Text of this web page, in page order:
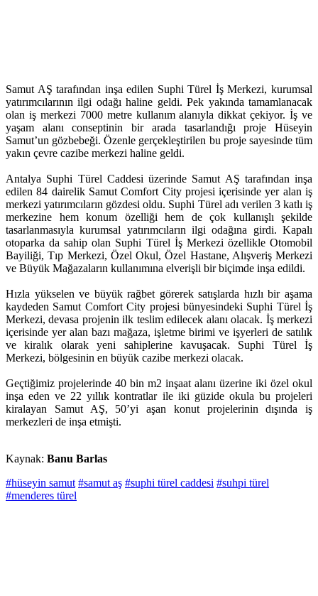
Samut AŞ tarafından inşa edilen Suphi Türel İş Merkezi, kurumsal
yatırımcılarının ilgi odağı haline geldi. Pek yakında tamamlanacak
olan iş merkezi 7000 metre kullanım alanıyla dikkat çekiyor. İş ve
yaşam alanı conseptinin bir arada tasarlandığı proje Hüseyin
Samut’un gözbebeği. Özenle gerçekleştirilen bu proje sayesinde tüm
yakın çevre cazibe merkezi haline geldi.
Antalya Suphi Türel Caddesi üzerinde Samut AŞ tarafından inşa
edilen 84 dairelik Samut Comfort City projesi içerisinde yer alan iş
merkezi yatırımcıların gözdesi oldu. Suphi Türel adı verilen 3 katlı iş
merkezine hem konum özelliği hem de çok kullanışlı şekilde
tasarlanmasıyla kurumsal yatırımcıların ilgi odağına girdi. Kapalı
otoparka da sahip olan Suphi Türel İş Merkezi özellikle Otomobil
Bayiliği, Tıp Merkezi, Özel Okul, Özel Hastane, Alışveriş Merkezi
ve Büyük Mağazaların kullanımına elverişli bir biçimde inşa edildi.
Hızla yükselen ve büyük rağbet görerek satışlarda hızlı bir aşama
kaydeden Samut Comfort City projesi bünyesindeki Suphi Türel İş
Merkezi, devasa projenin ilk teslim edilecek alanı olacak. İş merkezi
içerisinde yer alan bazı mağaza, işletme birimi ve işyerleri de satılık
ve kiralık olarak yeni sahiplerine kavuşacak. Suphi Türel İş
Merkezi, bölgesinin en büyük cazibe merkezi olacak.
Geçtiğimiz projelerinde 40 bin m2 inşaat alanı üzerine iki özel okul
inşa eden ve 22 yıllık kontratlar ile iki güzide okula bu projeleri
kiralayan Samut AŞ, 50’yi aşan konut projelerinin dışında iş
merkezleri de inşa etmişti.
Kaynak: Banu Barlas
#hüseyin samut #samut aş #suphi türel caddesi #suhpi türel
#menderes türel